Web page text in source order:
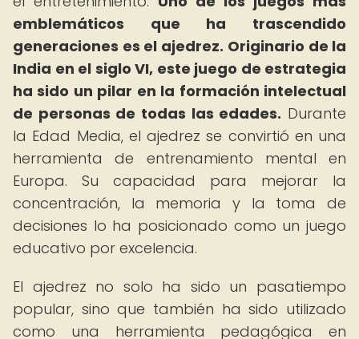
emblemáticos que ha trascendido
generaciones es el ajedrez. Originario de la
India en el siglo VI, este juego de estrategia
ha sido un pilar en la formación intelectual
de personas de todas las edades. Durante
la Edad Media, el ajedrez se convirtió en una
herramienta de entrenamiento mental en
Europa. Su capacidad para mejorar la
concentración, la memoria y la toma de
decisiones lo ha posicionado como un juego
educativo por excelencia.
El ajedrez no solo ha sido un pasatiempo
popular, sino que también ha sido utilizado
como una herramienta pedagógica en